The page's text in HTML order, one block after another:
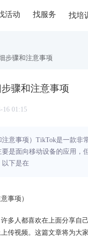
活动 找服务 找培
步骤和注意事项
骤和注意事项
16 01:15
意事项）TikTok是一款
是面向移动设备的应用
下是在
事项）
多人都喜欢在上面分享自
传视频。这篇文章将为大